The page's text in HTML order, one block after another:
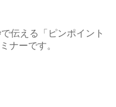
伝える「ピンポイント
ナーです。